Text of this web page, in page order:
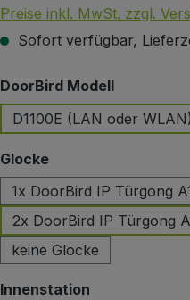
Preise inkl. MwSt. zzgl.
Sofort verfügbar,
DoorBird Modellauswählen
D1100E (LAN oder WLAN)
Glockeauswählen
1x DoorBird IP Türgong
2x DoorBird IP Türgong
keine Glocke
Innenstation